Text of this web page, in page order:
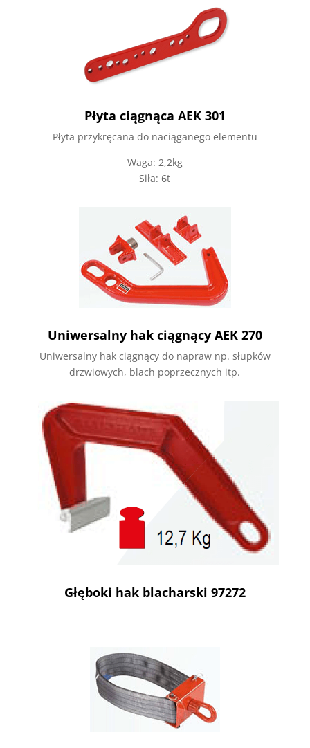
Płyta ciągnąca AEK 301
Płyta przykręcana do naciąganego elementu
Waga: 2,2kg
Siła: 6t
Uniwersalny hak ciągnący AEK 270
Uniwersalny hak ciągnący do napraw np. słupków
drzwiowych, blach poprzecznych itp.
Głęboki hak blacharski 97272